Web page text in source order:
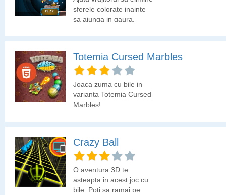
sferele colorate inainte
sa ajunga in gaura.
Totemia Cursed Marbles
Joaca zuma cu bile in
varianta Totemia Cursed
Marbles!
Crazy Ball
O aventura 3D te
asteapta in acest joc cu
bile. Poti sa ramai pe